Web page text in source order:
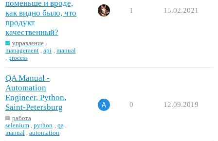
поменьше и вроде,
как видно было, что
продукт
качественный?
управление
management ,api
manual
process
1 15.02.2021
QA Manual -
Automation
Engineer, Python,
Saint-Petersburg
работа
selenium ,python qa
manual
,automation
0 12.09.2019